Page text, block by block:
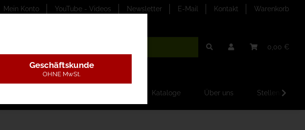
Mein Konto YouTube - Videos Newsletter E-Mail Kontakt Warenkorb
0,00 €
Kataloge Über uns
Geschäftskunde
OHNE MwSt.